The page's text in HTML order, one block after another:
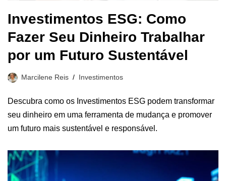
Investimentos ESG: Como
Fazer Seu Dinheiro Trabalhar
por um Futuro Sustentável
Marcilene Reis Investimentos
Descubra como os Investimentos ESG podem transformar
seu dinheiro em uma ferramenta de mudança e promover
um futuro mais sustentável e responsável.